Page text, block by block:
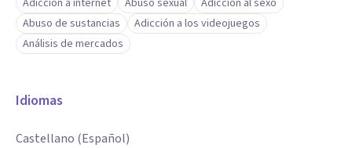
Adicción a internet
Abuso sexual
Adicción al sexo
Abuso de sustancias
Adicción a los videojuegos
Análisis de mercados
Idiomas
Castellano (Español)